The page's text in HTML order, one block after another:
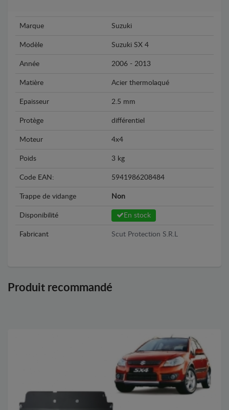
Marque Suzuki
Modèle Suzuki SX 4
Année 2006 - 2013
Matière Acier thermolaqué
Epaisseur 2.5 mm
Protège différentiel
Moteur 4x4
Poids 3 kg
Code EAN: 5941986208484
Trappe de vidange Non
Disponibilité En stock
Fabricant Scut Protection S.R.L
Produit recommandé